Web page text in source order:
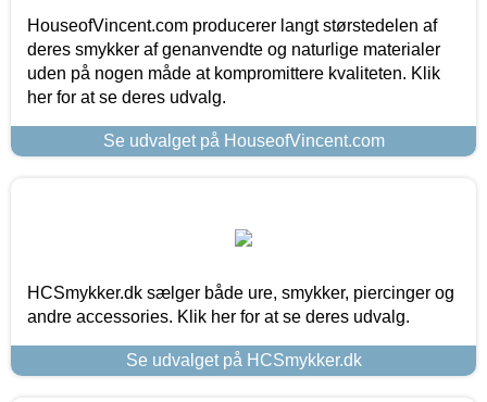
HouseofVincent.com producerer langt størstedelen af
deres smykker af genanvendte og naturlige materialer
uden på nogen måde at kompromittere kvaliteten. Klik
her for at se deres udvalg.
Se udvalget på HouseofVincent.com
HCSmykker.dk sælger både ure, smykker, piercinger og
andre accessories. Klik her for at se deres udvalg.
Se udvalget på HCSmykker.dk